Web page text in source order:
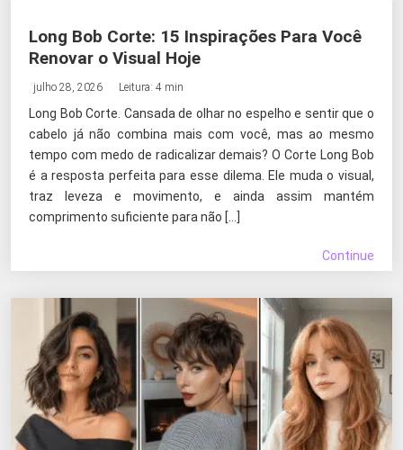
Long Bob Corte: 15 Inspirações Para Você
Renovar o Visual Hoje
julho 28, 2026 Leitura: 4 min
Long Bob Corte. Cansada de olhar no espelho e sentir que o
cabelo já não combina mais com você, mas ao mesmo
tempo com medo de radicalizar demais? O Corte Long Bob
é a resposta perfeita para esse dilema. Ele muda o visual,
traz leveza e movimento, e ainda assim mantém
comprimento suficiente para não […]
Continue